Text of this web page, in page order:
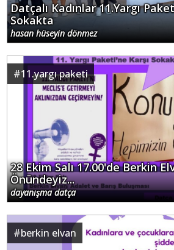
Datçalı Kadınlar 11.Yargı
Sokakta
hasan hüseyin dönmez
#11.yargı paketi
28 Ekim Salı 17.00'de Berkin
Önündeyiz...
dayanışma datça
#berkin elvan